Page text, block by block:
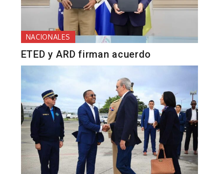
NACIONALES
ETED y ARD firman acuerdo